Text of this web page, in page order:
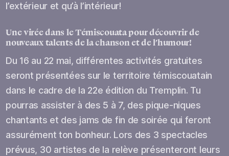
l’extérieur et qu’à l’intérieur!
Une virée dans le Témiscouata pour découvrir de
nouveaux talents de la chanson et de l’humour!
Du 16 au 22 mai, différentes activités gratuites
seront présentées sur le territoire témiscouatain
dans le cadre de la 22e édition du Tremplin. Tu
pourras assister à des 5 à 7, des pique-niques
chantants et des jams de fin de soirée qui feront
assurément ton bonheur. Lors des 3 spectacles
prévus, 30 artistes de la relève présenteront leurs